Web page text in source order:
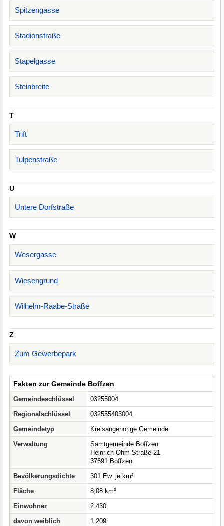
Spitzengasse
Stadionstraße
Stapelgasse
Steinbreite
T
Trift
Tulpenstraße
U
Untere Dorfstraße
W
Wesergasse
Wiesengrund
Wilhelm-Raabe-Straße
Z
Zum Gewerbepark
Fakten zur Gemeinde Boffzen
Gemeindeschlüssel
03255004
Regionalschlüssel
032555403004
Gemeindetyp
Kreisangehörige Gemeinde
Verwaltung
Samtgemeinde Boffzen
Heinrich-Ohm-Straße 21
37691 Boffzen
Bevölkerungsdichte
301 Ew. je km²
Fläche
8,08 km²
Einwohner
2.430
davon weiblich
1.209